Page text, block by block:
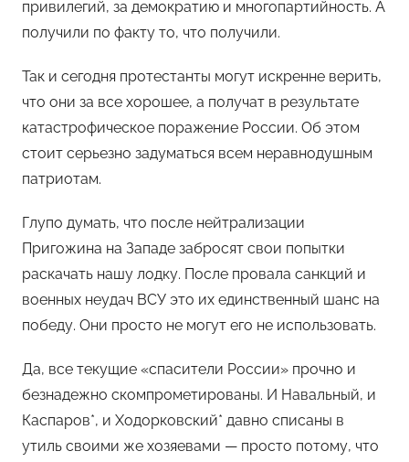
привилегий, за демократию и многопартийность. А
получили по факту то, что получили.
Так и сегодня протестанты могут искренне верить,
что они за все хорошее, а получат в результате
катастрофическое поражение России. Об этом
стоит серьезно задуматься всем неравнодушным
патриотам.
Глупо думать, что после нейтрализации
Пригожина на Западе забросят свои попытки
раскачать нашу лодку. После провала санкций и
военных неудач ВСУ это их единственный шанс на
победу. Они просто не могут его не использовать.
Да, все текущие «спасители России» прочно и
безнадежно скомпрометированы. И Навальный, и
Каспаров*, и Ходорковский* давно списаны в
утиль своими же хозяевами — просто потому, что